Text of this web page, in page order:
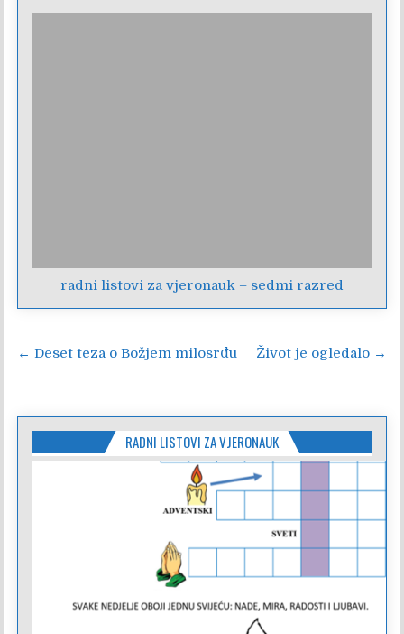
radni listovi za vjeronauk – sedmi razred
Navigacija
← Deset teza o Božjem milosrđu Život je ogledalo →
RADNI LISTOVI ZA VJERONAUK